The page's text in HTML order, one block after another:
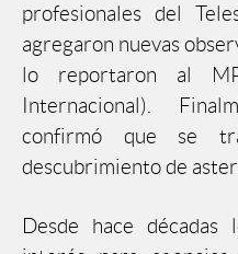
profesionales del
agregaron nuevas
lo reportaron al
Internacional).
confirmó que se
descubrimiento de
Desde hace